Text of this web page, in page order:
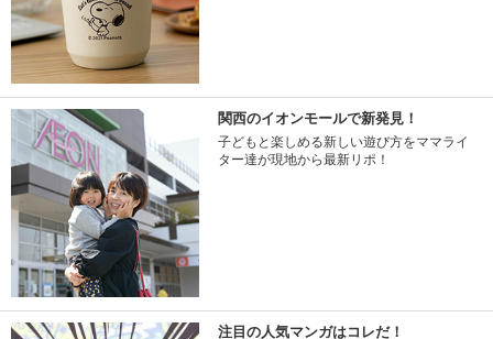
関西のイオンモールで新発見！
子どもと楽しめる新しい遊び方をママライ
ター達が現地から最新リポ！
注目の人気マンガはコレだ！